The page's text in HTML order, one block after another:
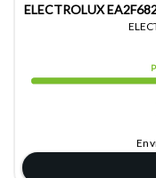
ELECTROLUX